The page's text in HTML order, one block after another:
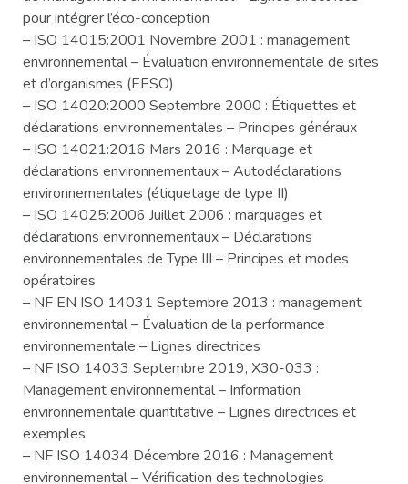
pour intégrer l’éco-conception
– ISO 14015:2001 Novembre 2001 : management
environnemental – Évaluation environnementale de sites
et d’organismes (EESO)
– ISO 14020:2000 Septembre 2000 : Étiquettes et
déclarations environnementales – Principes généraux
– ISO 14021:2016 Mars 2016 : Marquage et
déclarations environnementaux – Autodéclarations
environnementales (étiquetage de type II)
– ISO 14025:2006 Juillet 2006 : marquages et
déclarations environnementaux – Déclarations
environnementales de Type III – Principes et modes
opératoires
– NF EN ISO 14031 Septembre 2013 : management
environnemental – Évaluation de la performance
environnementale – Lignes directrices
– NF ISO 14033 Septembre 2019, X30-033 :
Management environnemental – Information
environnementale quantitative – Lignes directrices et
exemples
– NF ISO 14034 Décembre 2016 : Management
environnemental – Vérification des technologies